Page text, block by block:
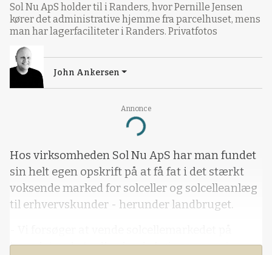
Annonce
Loading...
Sol Nu ApS holder til i Randers, hvor Pernille Jensen
kører det administrative hjemme fra parcelhuset, mens
man har lagerfaciliteter i Randers. Privatfotos
John Ankersen
Hos virksomheden Sol Nu ApS har man fundet
sin helt egen opskrift på at få fat i det stærkt
voksende marked for solceller og solcelleanlæg
til erhvervskunder - herunder landbruget.
hovedet ved at udfordre de høje avancer i